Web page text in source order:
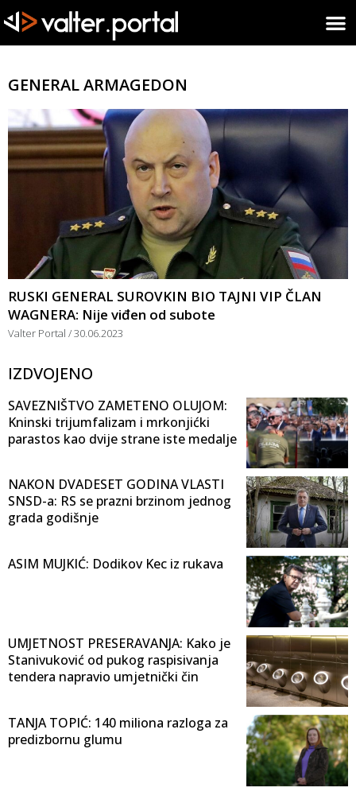
GENERAL ARMAGEDON
RUSKI GENERAL SUROVKIN BIO TAJNI VIP ČLAN
WAGNERA: Nije viđen od subote
Valter Portal 30.06.2023
IZDVOJENO
SAVEZNIŠTVO ZAMETENO OLUJOM:
Kninski trijumfalizam i mrkonjićki
parastos kao dvije strane iste medalje
NAKON DVADESET GODINA VLASTI
SNSD-a: RS se prazni brzinom jednog
grada godišnje
ASIM MUJKIĆ: Dodikov Kec iz rukava
UMJETNOST PRESERAVANJA: Kako je
Stanivuković od pukog raspisivanja
tendera napravio umjetnički čin
TANJA TOPIĆ: 140 miliona razloga za
predizbornu glumu